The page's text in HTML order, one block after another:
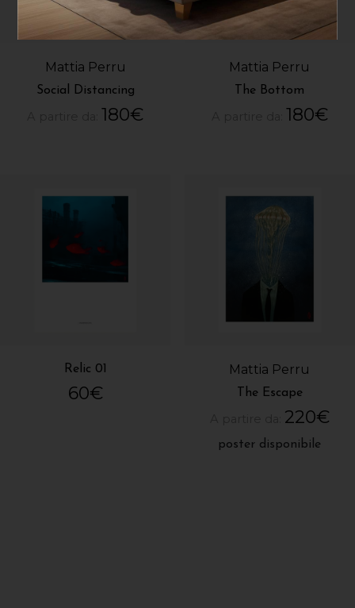
Mattia Perru
Social Distancing
180€
Mattia Perru
The Bottom
180€
Relic 01
60€
Mattia Perru
The Escape
220€
poster disponibile